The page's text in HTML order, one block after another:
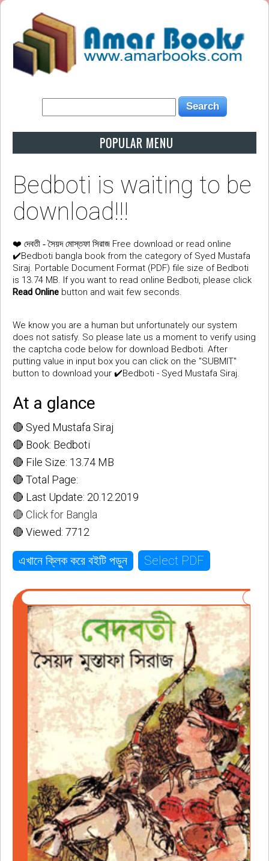
POPULAR MENU
Bedboti is waiting to be
download!!!
❤️ দেবতী - সৈয়দ মোস্তফা সিরাজ Free download or read online
✔️Bedboti bangla book from the category of Syed Mustafa
Siraj. Portable Document Format (PDF) file size of Bedboti
is 13.74 MB. If you want to read online Bedboti, please click
Read Online button and wait few seconds.
We know you are a human but unfortunately our system
does not satisfy. So please late us a moment to verify using
the captcha code below for download Bedboti. After
putting value in input box you can click on the "SUBMIT"
button to download your ✔️Bedboti - Syed Mustafa Siraj.
At a glance
🔴 Syed Mustafa Siraj
🔴 Book: Bedboti
🔴 File Size: 13.74 MB
🔴 Total Page:
🔴 Last Update: 20.12.2019
🔴 Click for Bangla
🔴 Viewed: 7712
এখানে ক্লিক করে বইটি পড়ুন Select PDF